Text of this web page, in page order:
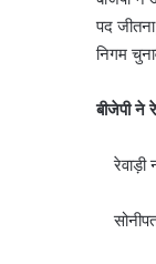
पद
निगम
बीजेपी ने
रेवाड़ी